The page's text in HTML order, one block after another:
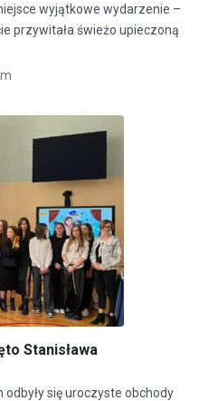
wyjątkowe wydarzenie –
przywitała świeżo upieczoną
Stanisława
się uroczyste obchody